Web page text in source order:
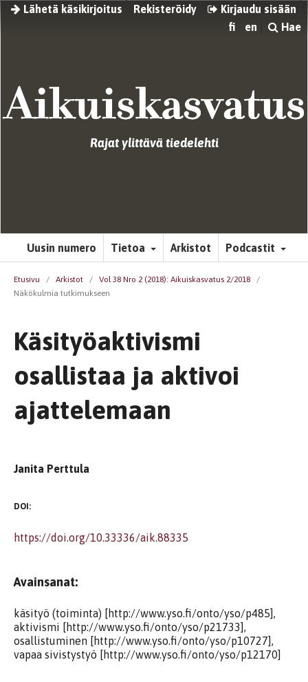
Lähetä käsikirjoitus Rekisteröidy
Kirjaudu sisään
fi
en Hae
Rajat ylittävä tiedelehti
Uusin numero Tietoa Arkistot Podcastit
Etusivu / Arkistot / Vol 38 Nro 2 (2018): Aikuiskasvatus 2/2018
/
Näkökulmia tutkimukseen
Käsityöaktivismi
osallistaa ja aktivoi
ajattelemaan
Janita Perttula
DOI:
https://doi.org/10.33336/aik.88335
Avainsanat:
käsityö (toiminta) [http://www.yso.fi/onto/yso/p485],
aktivismi [http://www.yso.fi/onto/yso/p21733],
osallistuminen [http://www.yso.fi/onto/yso/p10727],
vapaa sivistystyö [http://www.yso.fi/onto/yso/p12170]